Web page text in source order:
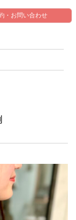
・お問い合わせ